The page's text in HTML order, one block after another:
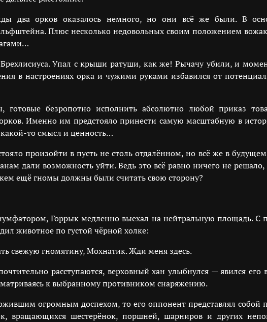
два орков оказалось немного, но они всё же были. В
Плюс несколько недовольных своим положением
Упал с крыши ратуши, как же! Рычачу убили, и
в настроениях орка и чужими руками избавился от
готовые безропотно исполнить абсолютно любой приказ
Именно им предстояло принести самую масштабную в
какой-то смысл и ценность…
произойти в пусть не столь отдалённом, но всё же в
дали возможность уйти. Ведь это всё равно ничего не
ещё гномы должны были считать свою сторону?
Горрык медленно выехал на нейтральную площадь. С
животное по густой чёрной холке:
свежую гномятину, Мохнатик. Жди меня здесь.
расступаются, верховный хан улыбнулся — явился
к выбранному противником снаряжению.
огромным доспехом, то его оппонент представлял
вращающихся шестерёнок, поршней, шарниров и других